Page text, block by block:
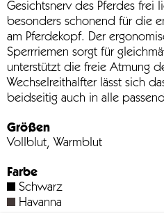
Gesichtsnerv des Pferdes frei
besonders schonend für die
am Pferdekopf. Der
Sperrriemen sorgt für
unterstützt die freie Atmung
Wechselreithalfter lässt sich
beidseitig auch in alle
Größen
Vollblut, Warmblut
Farbe
Schwarz
Havanna